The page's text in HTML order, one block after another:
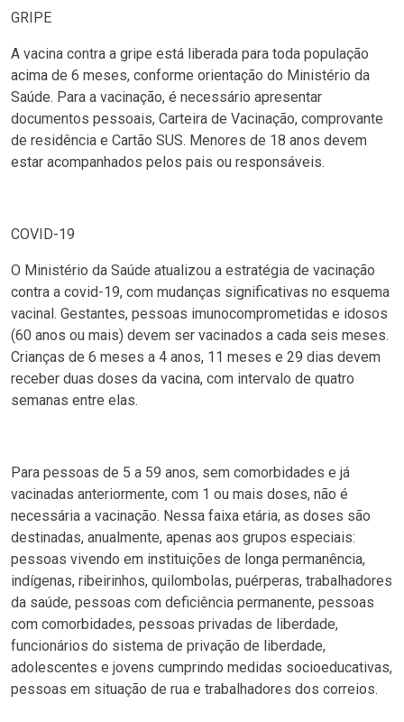
GRIPE
A vacina contra a gripe está liberada para toda população
acima de 6 meses, conforme orientação do Ministério da
Saúde. Para a vacinação, é necessário apresentar
documentos pessoais, Carteira de Vacinação, comprovante
de residência e Cartão SUS. Menores de 18 anos devem
estar acompanhados pelos pais ou responsáveis.
COVID-19
O Ministério da Saúde atualizou a estratégia de vacinação
contra a covid-19, com mudanças significativas no esquema
vacinal. Gestantes, pessoas imunocomprometidas e idosos
(60 anos ou mais) devem ser vacinados a cada seis meses.
Crianças de 6 meses a 4 anos, 11 meses e 29 dias devem
receber duas doses da vacina, com intervalo de quatro
semanas entre elas.
Para pessoas de 5 a 59 anos, sem comorbidades e já
vacinadas anteriormente, com 1 ou mais doses, não é
necessária a vacinação. Nessa faixa etária, as doses são
destinadas, anualmente, apenas aos grupos especiais:
pessoas vivendo em instituições de longa permanência,
indígenas, ribeirinhos, quilombolas, puérperas, trabalhadores
da saúde, pessoas com deficiência permanente, pessoas
com comorbidades, pessoas privadas de liberdade,
funcionários do sistema de privação de liberdade,
adolescentes e jovens cumprindo medidas socioeducativas,
pessoas em situação de rua e trabalhadores dos correios.